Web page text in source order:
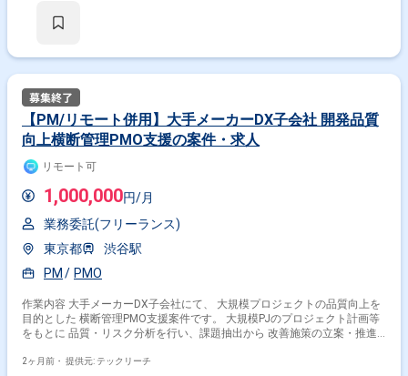
す。 ※成長意欲が高く、スキルを急速に伸ばしたい方に最適 ※将来リーダ
は、担当者までお問合せ下さい。 ★期間：随時～
【PM/リモート併用】大手メーカーDX子会社 開発品質
向上横断管理PMO支援の案件・求人
リモート可
1,000,000円/月
業務委託(フリーランス)
東京都
渋谷駅
PM
PMO
作業内容 大手メーカーDX子会社にて、 大規模プロジェクトの品質向上を
目的とした 横断管理PMO支援案件です。 大規模PJのプロジェクト計画等
をもとに 品質・リスク分析を行い、課題抽出から 改善施策の立案・推進
わせを行い、 各PJのPM／PMOを巻き込みながら推進いただくポジション
2ヶ月前・ 提供元: テックリーチ